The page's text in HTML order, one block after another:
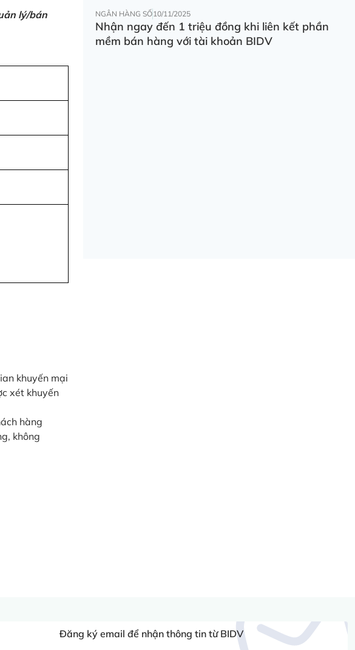
lý/bán
khuyến mại
xét khuyến
hàng
không
NGÂN HÀNG SỐ10/11/2025
Nhận ngay đến 1 triệu đồng khi liên kết phần
mềm bán hàng với tài khoản BIDV
Đăng ký email để nhận thông tin từ BIDV